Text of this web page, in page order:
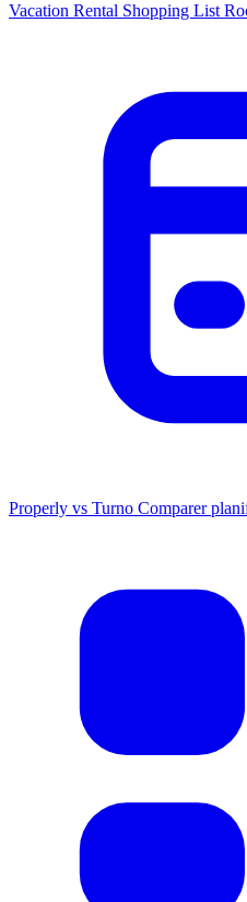
Vacation Rental Shopping List
Properly vs Turno Comparer